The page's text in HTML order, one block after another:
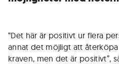
“Det här är positivt ur flera
annat det möjligt att
kraven, men det är positivt”,